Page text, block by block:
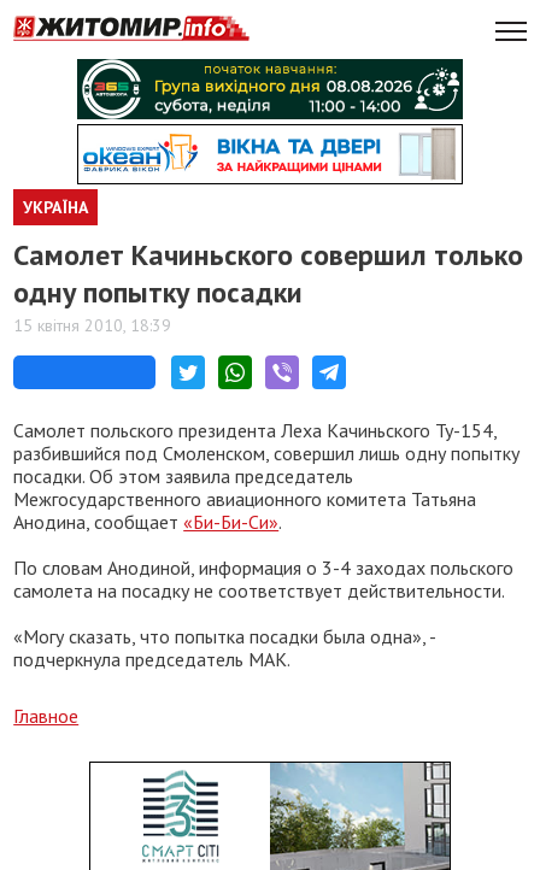
УКРАЇНА
Самолет Качиньского совершил только
одну попытку посадки
15 квітня 2010, 18:39
Самолет польского президента Леха Качиньского Ту-154,
разбившийся под Смоленском, совершил лишь одну попытку
посадки. Об этом заявила председатель
Межгосударственного авиационного комитета Татьяна
Анодина, сообщает«Би-Би-Си».
По словам Анодиной, информация о 3-4 заходах польского
самолета на посадку не соответствует действительности.
«Могу сказать, что попытка посадки была одна», -
подчеркнула председатель МАК.
Главное